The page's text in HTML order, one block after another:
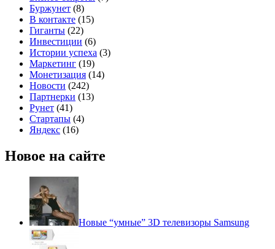
Буржунет (8)
В контакте (15)
Гиганты (22)
Инвестиции (6)
Истории успеха (3)
Маркетинг (19)
Монетизация (14)
Новости (242)
Партнерки (13)
Рунет (41)
Стартапы (4)
Яндекс (16)
Новое на сайте
Новые “умные” 3D телевизоры Samsung